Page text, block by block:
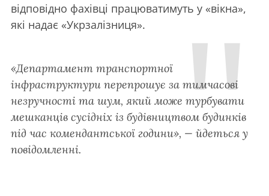
відповідно фахівці працюватимуть у «вікна»,
які надає «Укрзалізниця».
«Департамент транспортної
інфраструктури перепрошує за тимчасові
незручності та шум, який може турбувати
мешканців сусідніх із будівництвом будинків
під час комендантської години», — йдеться у
повідомленні.